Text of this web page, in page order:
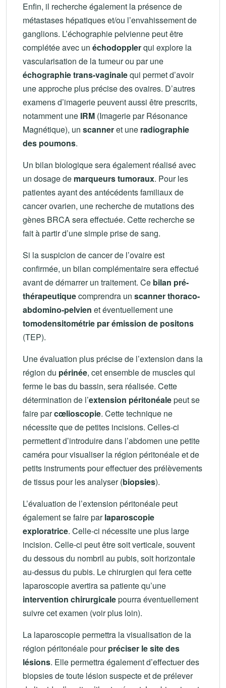
Enfin, il recherche également la présence de
métastases hépatiques et/ou l’envahissement de
ganglions. L’échographie pelvienne peut être
complétée avec un échodopplerqui explore la
vascularisation de la tumeur ou par une
échographie trans-vaginalequi permet d’avoir
une approche plus précise des ovaires. D’autres
examens d’imagerie peuvent aussi être prescrits,
notamment une IRM (Imagerie par Résonance
Magnétique), un scanneret une radiographie
des poumons.
Un bilan biologique sera également réalisé avec
un dosage de marqueurs tumoraux. Pour les
patientes ayant des antécédents familiaux de
cancer ovarien, une recherche de mutations des
gènes BRCA sera effectuée. Cette recherche se
fait à partir d’une simple prise de sang.
Si la suspicion de cancer de l’ovaire est
confirmée, un bilan complémentaire sera effectué
avant de démarrer un traitement. Ce bilan pré-
thérapeutiquecomprendra un scanner thoraco-
abdomino-pelvien et éventuellement une
tomodensitométrie par émission de positons
(TEP).
Une évaluation plus précise de l’extension dans la
région du périnée, cet ensemble de muscles qui
ferme le bas du bassin, sera réalisée. Cette
détermination de l’extension péritonéalepeut se
faire parcœlioscopie. Cette technique ne
nécessite que de petites incisions. Celles-ci
permettent d’introduire dans l’abdomen une petite
caméra pour visualiser la région péritonéale et de
petits instruments pour effectuer des prélèvements
de tissus pour les analyser (biopsies).
L’évaluation de l’extension péritonéale peut
également se faire parlaparoscopie
exploratrice. Celle-ci nécessite une plus large
incision. Celle-ci peut être soit verticale, souvent
du dessous du nombril au pubis, soit horizontale
au-dessus du pubis. Le chirurgien qui fera cette
laparoscopie avertira sa patiente qu’une
intervention chirurgicalepourra éventuellement
suivre cet examen (voir plus loin).
La laparoscopie permettra la visualisation de la
région péritonéale pourpréciser le site des
lésions. Elle permettra également d’effectuer des
biopsies de toute lésion suspecte et de prélever